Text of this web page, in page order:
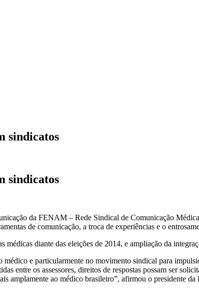
sindicatos
sindicatos
da FENAM – Rede Sindical de Comunicação
de comunicação, a troca de experiências e o
diante das eleições de 2014, e ampliação da
e particularmente no movimento sindical para
entre os assessores, direitos de respostas possam ser
amplamente ao médico brasileiro”, afirmou o presidente